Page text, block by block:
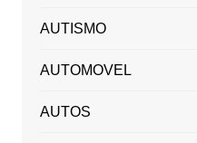
AUTISMO
AUTOMOVEL
AUTOS